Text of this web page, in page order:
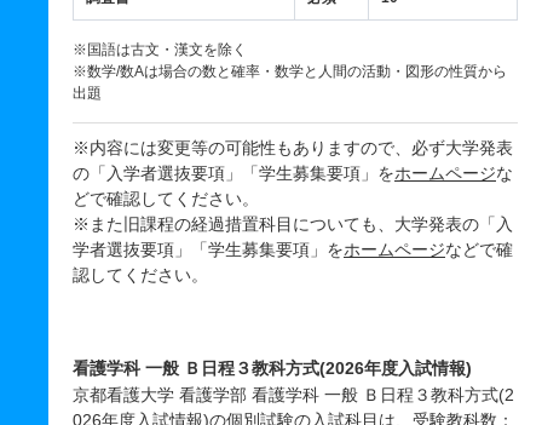
※国語は古文・漢文を除く
※数学/数Aは場合の数と確率・数学と人間の活動・図形の性質から
出題
※内容には変更等の可能性もありますので、必ず大学発表
の「入学者選抜要項」「学生募集要項」をホームページな
どで確認してください。
※また旧課程の経過措置科目についても、大学発表の「入
学者選抜要項」「学生募集要項」をホームページなどで確
認してください。
看護学科 一般 Ｂ日程３教科方式(2026年度入試情報)
京都看護大学 看護学部 看護学科 一般 Ｂ日程３教科方式(2
026年度入試情報)の個別試験の入試科目は、受験教科数：